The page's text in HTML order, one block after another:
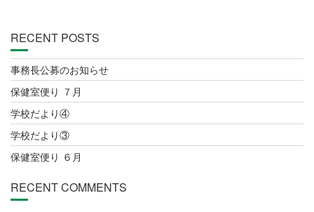
RECENT POSTS
事務長公募のお知らせ
保健室便り ７月
学校だより④
学校だより③
保健室便り ６月
RECENT COMMENTS